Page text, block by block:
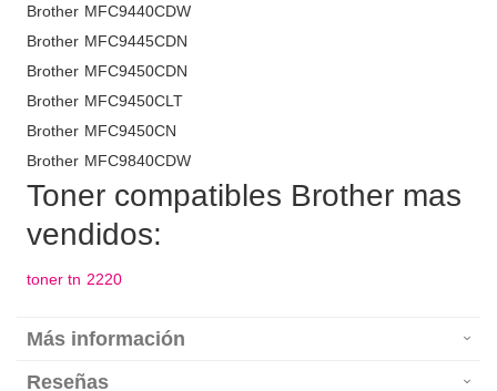
Brother MFC9440CDW
Brother MFC9445CDN
Brother MFC9450CDN
Brother MFC9450CLT
Brother MFC9450CN
Brother MFC9840CDW
Toner compatibles Brother mas
vendidos:
toner tn 2220
Más información
Reseñas